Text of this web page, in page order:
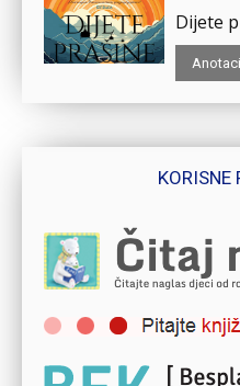
Dijete
KORISNE